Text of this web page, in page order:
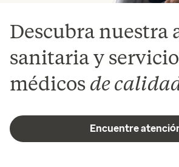
Descubra nuestra
sanitaria y
médicos de
Encuentre